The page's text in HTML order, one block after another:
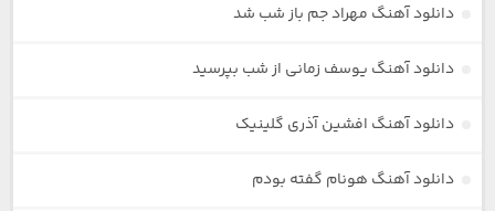
دانلود آهنگ مهراد جم باز شب شد
دانلود آهنگ یوسف زمانی از شب بپرسید
دانلود آهنگ افشین آذری گلینیک
دانلود آهنگ هونام گفته بودم